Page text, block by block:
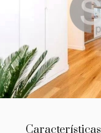
Características